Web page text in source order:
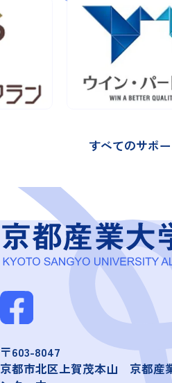
すべてのサポ
〒603-8047
京都市北区上賀茂本山 京都産